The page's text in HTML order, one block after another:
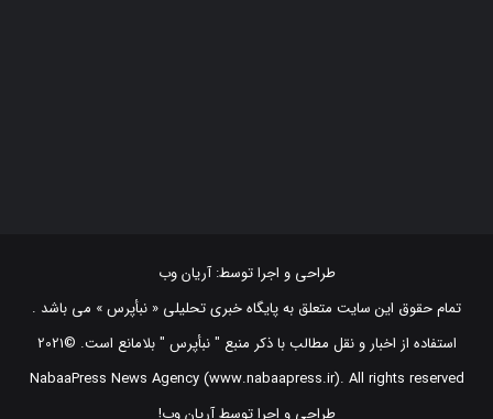
تمام حقوق این سایت متعلق به پایگاه خبری تحلیلی « نبأپرس » می باشد .
استفاده از اخبار و نقل مطالب با ذکر منبع "‌ نبأپرس " بلامانع است. ©2021
NabaaPress News Agency (www.nabaapress.ir). All rights reserved
طراحی و اجرا توسط آریان وب!